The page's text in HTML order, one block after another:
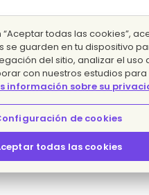
“Aceptar todas las cookies”,
se guarden en tu dispositivo
del sitio, analizar el uso
con nuestros estudios para
información sobre su
de cookies
todas las cookies